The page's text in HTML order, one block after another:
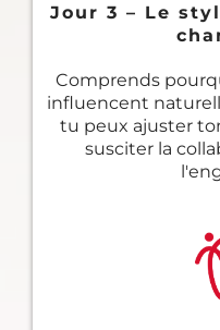
Jour 3 – Le
Comprends
influencent
tu peux ajuster
susciter la